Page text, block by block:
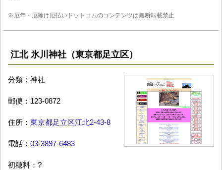
※厄年・厄除け厄払いドットコムのコンテンツは無断転載禁止
江北 氷川神社（東京都足立区）
分類：神社
郵便：123-0872
住所： 東京都足立区江北2-43-8
電話： 03-3897-6483
初穂料：?